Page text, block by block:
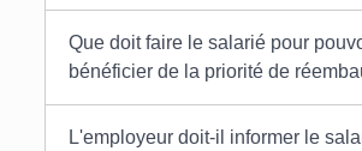
Que doit faire le salarié pour
bénéficier de la priorité de
L'employeur doit-il informer le